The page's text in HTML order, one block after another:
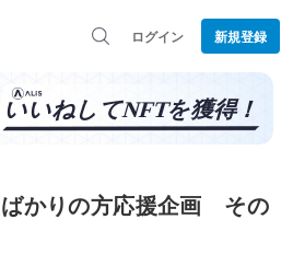
ログイン 新規登録
かりの方応援企画 その